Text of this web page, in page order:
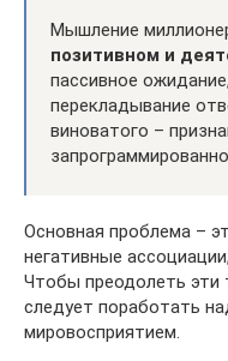
Мышление
позитивном и
пассивное
перекладывание
виноватого –
Основная проблема –
негативные
Чтобы преодолеть эти
следует поработать
мировосприятием.